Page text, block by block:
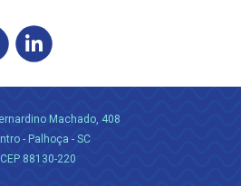
Machado, 408
- Palhoça - SC
CEP 88130-220